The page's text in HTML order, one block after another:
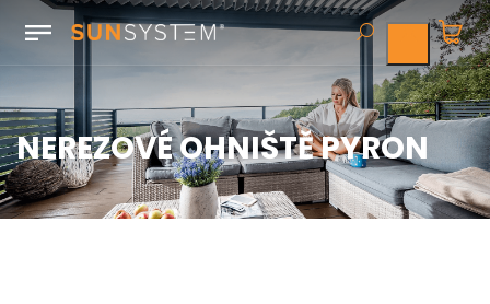
NEREZOVÉ OHNIŠTĚ PYRON